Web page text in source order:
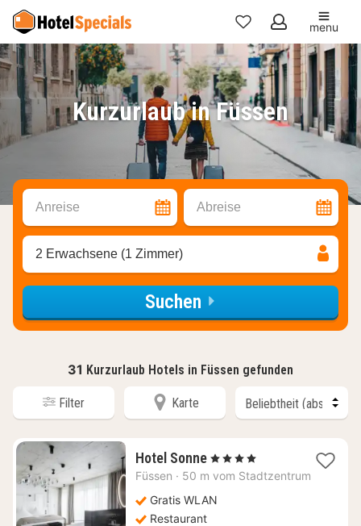
Meine
Favoriten
menu
Kurzurlaub in Füssen
Anreise Abreise
2 Erwachsene (1 Zimmer)
Suchen
31 Kurzurlaub Hotels in Füssen gefunden
Filter Karte
Hotel Sonne1
Nacht
219,63
, 4 Sterne
Füssen · 50 m vom Stadtzentrum
Gratis WLAN
Restaurant